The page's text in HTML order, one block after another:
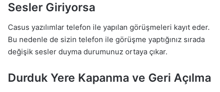
Sesler Giriyorsa
Casus yazılımlar telefon ile yapılan görüşmeleri kayıt eder.
Bu nedenle de sizin telefon ile görüşme yaptığınız sırada
değişik sesler duyma durumunuz ortaya çıkar.
Durduk Yere Kapanma ve Geri Açılma